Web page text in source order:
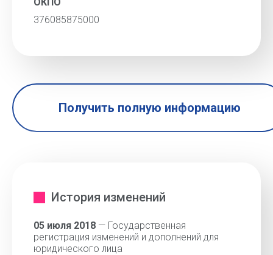
376085875000
Получить полную информацию
История изменений
05 июля 2018 — Государственная
регистрация изменений и дополнений для
юридического лица